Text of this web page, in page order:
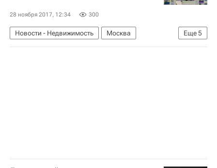
28 ноября 2017, 12:34 300
Еще5
Новости - Недвижимость
Москва
Новостройки
Жилье
Цены